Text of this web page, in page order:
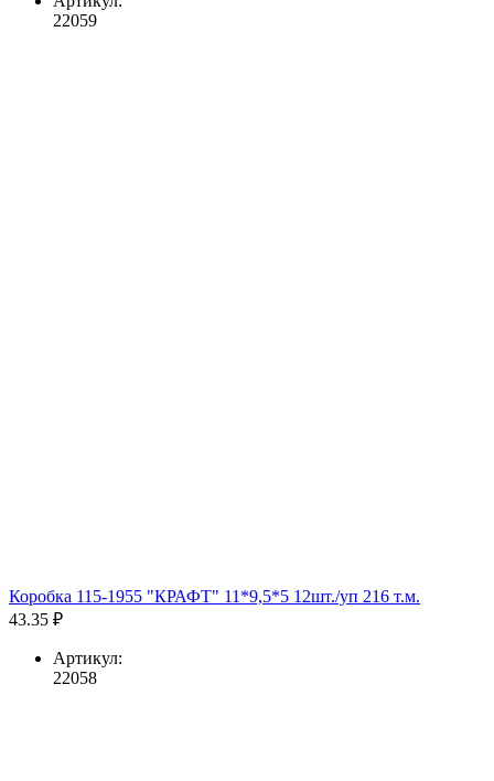
22059
Коробка 115-1955 "КРАФТ" 11*9,5*5 12шт./уп 216 т.м.
43.35 ₽
Артикул:
22058